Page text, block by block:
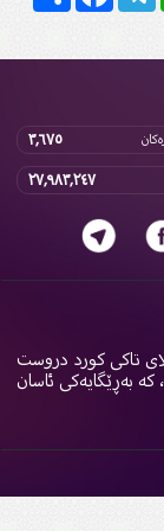
٣,٦٧٥
٢٧,٩٨٣,٢٤٧
تاکی کورد دروست
ئاسان